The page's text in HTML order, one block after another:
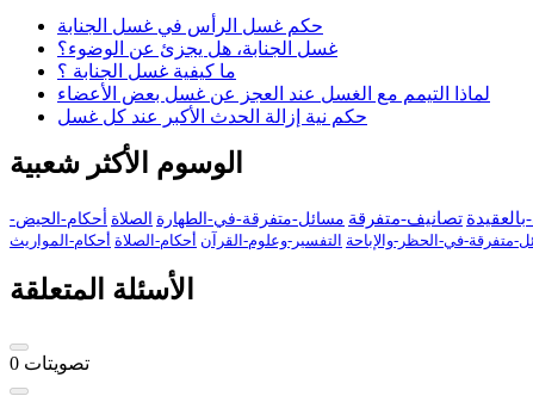
حكم غسل الرأس في غسل الجنابة
غسل الجنابة، هل يجزئ عن الوضوء؟
ما كيفية غسل الجنابة ؟
لماذا التيمم مع الغسل عند العجز عن غسل بعض الأعضاء
حكم نية إزالة الحدث الأكبر عند كل غسل
الوسوم الأكثر شعبية
تصانيف-متفرقة مسائل-متفرقة-في-الطهارة الصلاة أحكام-الحيض-
متفرقة-في-الحظر-والإباحة التفسير-وعلوم-القرآن أحكام-الصلاة أحكام-المواريث
الأسئلة المتعلقة
0 تصويتات